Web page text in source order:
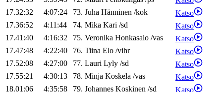
17.32:32
4:07:24 73. Juha Hänninen /kok
Katso
17.36:52
4:11:44 74. Mika Kari /sd
Katso
17.41:40
4:16:32 75. Veronika Honkasalo /vas
Katso
17.47:48
4:22:40 76. Tiina Elo /vihr
Katso
17.52:08
4:27:00 77. Lauri Lyly /sd
Katso
17.55:21
4:30:13 78. Minja Koskela /vas
Katso
18.01:06
4:35:58 79. Johannes Koskinen /sd Katso